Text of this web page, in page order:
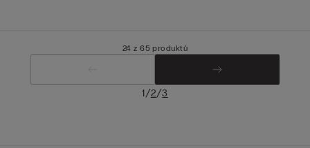
24 z 65 produktů
1/2/3